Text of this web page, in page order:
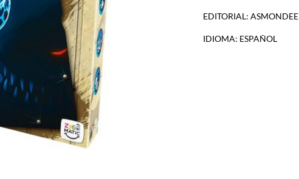
EDITORIAL: ASMONDEE
IDIOMA: ESPAÑOL